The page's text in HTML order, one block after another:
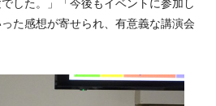
した。」「今後もイベントに参加し
た感想が寄せられ、有意義な講演会